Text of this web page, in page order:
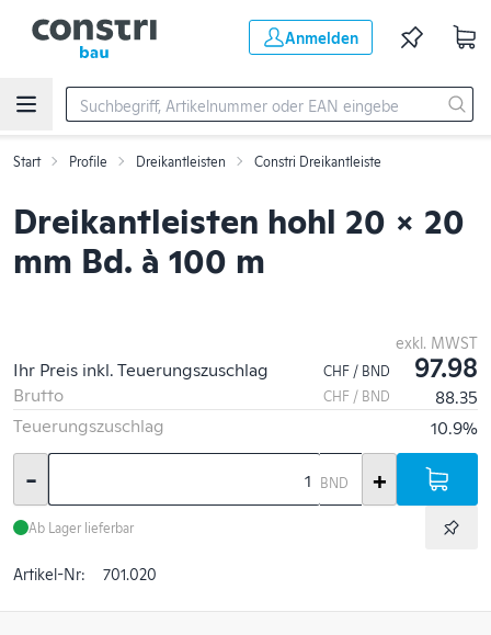
Anmelden
Start Profile Dreikantleisten Constri Dreikantleiste
Dreikantleisten hohl 20 x 20
mm Bd. à 100 m
exkl. MWST
Ihr Preis inkl. Teuerungszuschlag CHF / BND 97.98
Brutto CHF / BND
88.35
Teuerungszuschlag
10.9%
- BND +
Ab Lager lieferbar
Artikel-Nr: 701.020